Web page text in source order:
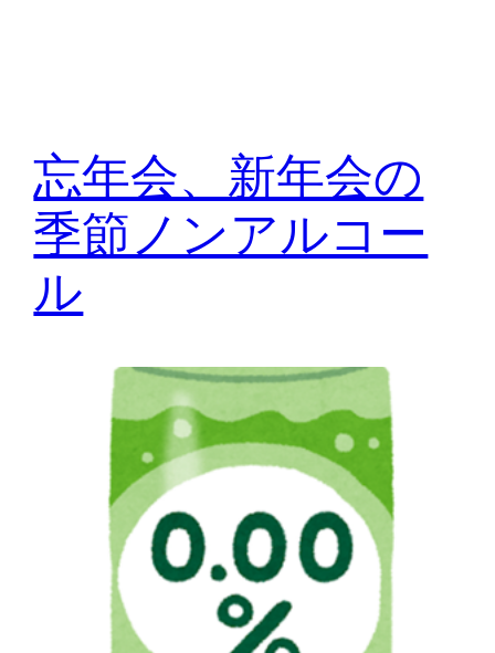
忘年会、新年会の
季節ノンアルコー
ル